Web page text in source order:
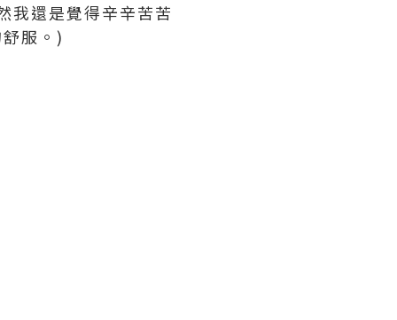
我還是覺得辛辛苦苦
服。)